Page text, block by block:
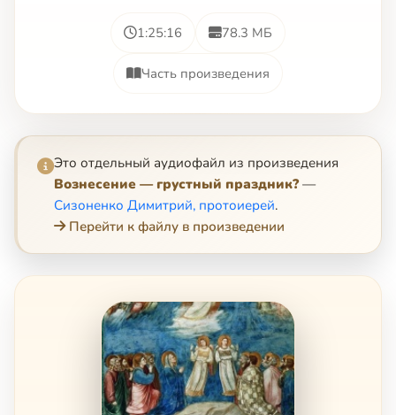
1:25:16 78.3 МБ
Часть произведения
Это отдельный аудиофайл из произведения
Вознесение — грустный праздник?—
Сизоненко Димитрий, протоиерей.
Перейти к файлу в произведении